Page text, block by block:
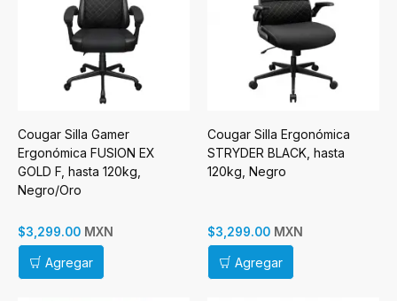
Cougar Silla Gamer
Ergonómica FUSION EX
GOLD F, hasta 120kg,
Negro/Oro
$3,299.00 MXN
Agregar
Cougar Silla Ergonómica
STRYDER BLACK, hasta
120kg, Negro
$3,299.00 MXN
Agregar